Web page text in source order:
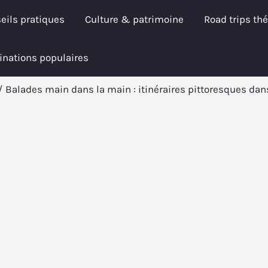
pratiques Culture & patrimoine Road trips
populaires
Balades main dans la main : itinéraires pittoresques